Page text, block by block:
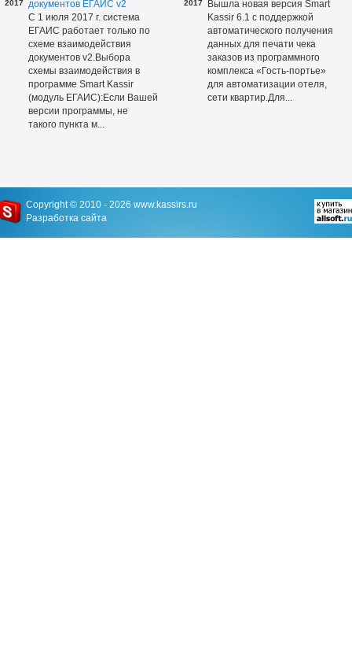
2017 документов ЕГАИС v2
С 1 июля 2017 г. система
ЕГАИС работает только по
схеме взаимодействия
документов v2.Выбора
схемы взаимодействия в
программе Smart Kassir
(модуль ЕГАИС):Если Вашей
версии программы, не
такого пункта м...
2017
Вышла новая версия Smart
Kassir 6.1 с поддержкой
автоматического получения
данных для печати чека
заказов из программного
комплекса «Гость-портье»
для автоматизации отеля,
сети квартир.Для...
Copyright © 2010 - 2026 www.kassirs.ru
Разработка сайта